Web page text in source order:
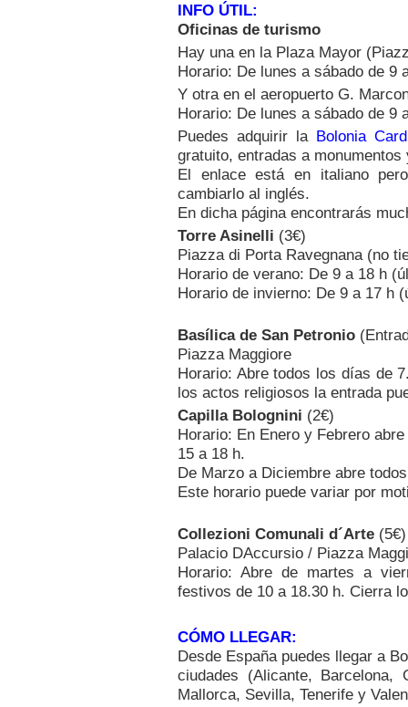
INFO ÚTIL:
Oficinas de turismo
Hay una en la Plaza Mayor
Horario: De lunes a sábado de 9
Y otra en el aeropuerto G.
Horario: De lunes a sábado de 9
Puedes adquirir la Bolonia Card
gratuito, entradas a
El enlace está en italiano
cambiarlo al inglés.
En dicha página encontrarás
Torre Asinelli (3€)
Piazza di Porta Ravegnana (no
Horario de verano: De 9 a 18 h
Horario de invierno: De 9 a 17 h
Basílica de San Petronio
Piazza Maggiore
Horario: Abre todos los días de
los actos religiosos la entrada
Capilla Bolognini (2€)
Horario: En Enero y Febrero
15 a 18 h.
De Marzo a Diciembre abre
Este horario puede variar por
Collezioni Comunali d´Arte (5€)
Palacio DAccursio / Piazza
Horario: Abre de martes a
festivos de 10 a 18.30 h. Cierra
CÓMO LLEGAR:
Desde España puedes llegar a
ciudades (Alicante, Barcelona,
Mallorca, Sevilla, Tenerife y